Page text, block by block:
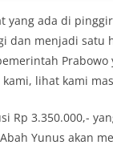
yang ada di
dan menjadi
lihat kami
Rp 3.350.000,-
Yunus akan